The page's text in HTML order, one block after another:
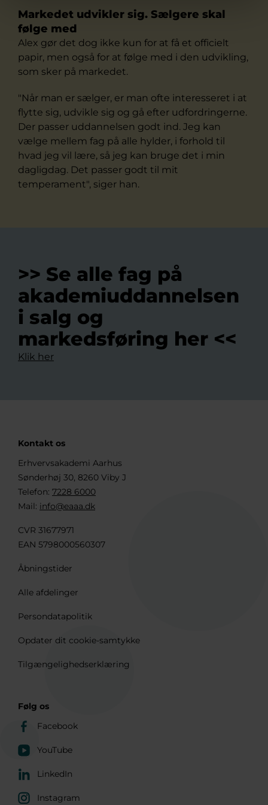
Markedet udvikler sig. Sælgere skal
følge med
Alex gør det dog ikke kun for at få et officielt
papir, men også for at følge med i den udvikling,
som sker på markedet.
"Når man er sælger, er man ofte interesseret i at
flytte sig, udvikle sig og gå efter udfordringerne.
Der passer uddannelsen godt ind. Jeg kan
vælge mellem fag på alle hylder, i forhold til
hvad jeg vil lære, så jeg kan bruge det i min
dagligdag. Det passer godt til mit
temperament", siger han.
>> Se alle fag på
akademiuddannelsen
i salg og
markedsføring her <<
Klik her
Kontakt os
Erhvervsakademi Aarhus
Sønderhøj 30, 8260 Viby J
Telefon: 7228 6000
Mail: info@eaaa.dk
CVR 31677971
EAN 5798000560307
Åbningstider
Alle afdelinger
Persondatapolitik
Opdater dit cookie-samtykke
Tilgængelighedserklæring
Følg os
Facebook
YouTube
LinkedIn
Instagram